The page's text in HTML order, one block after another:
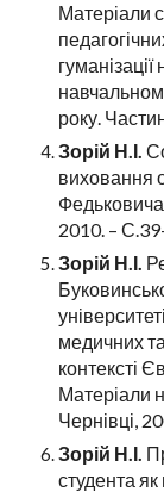
Матеріали
року.
Зорій Н.І.
виховання
2010. –
Зорій Н.І.
медичних
контексті
Матеріали
Чернівці,
Зорій Н.І.
студента